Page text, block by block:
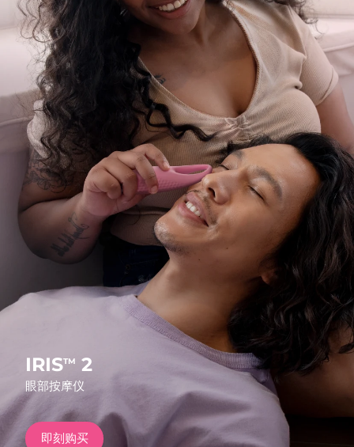
IRISTM 2
眼部按摩仪
即刻购买
我的设备
我的订单
我的地址
我的订阅
FAQ™ Pure Beauty-Tech Elixir
issa™ Teeth Whitening Set
FAQ™ Dual LED Panel
特别优惠 畅销产品
English Deutsch
Español
Français
Italiano
Português
Polski
Svenska
Русский
Türkçe
简体中文 繁體中文
发货国家
美国 预计送达日期 8/11/26
英国 预计送达日期 8/10/26
预计送达日期 8/10/26
预计送达日期8/13/26
预计送达日期 8/10/26
德国 预计送达日期
加拿大 预计送达日期8/14/26